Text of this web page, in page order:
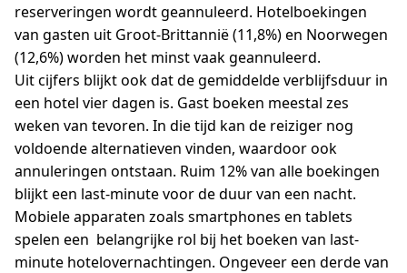
reserveringen wordt geannuleerd. Hotelboekingen
van gasten uit Groot-Brittannië (11,8%) en Noorwegen
(12,6%) worden het minst vaak geannuleerd.
Uit cijfers blijkt ook dat de gemiddelde verblijfsduur in
een hotel vier dagen is. Gast boeken meestal zes
weken van tevoren. In die tijd kan de reiziger nog
voldoende alternatieven vinden, waardoor ook
annuleringen ontstaan. Ruim 12% van alle boekingen
blijkt een last-minute voor de duur van een nacht.
Mobiele apparaten zoals smartphones en tablets
spelen een belangrijke rol bij het boeken van last-
minute hotelovernachtingen. Ongeveer een derde van